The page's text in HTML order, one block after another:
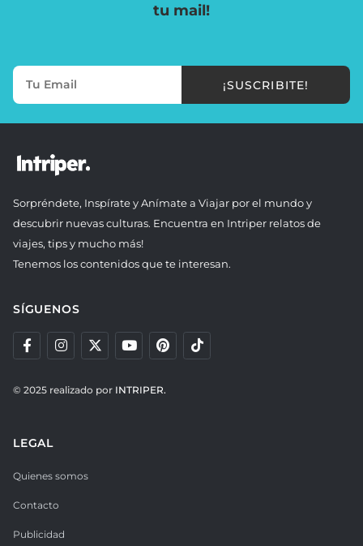
tu mail!
¡SUSCRIBITE!
Sorpréndete, Inspírate y Anímate a Viajar por el mundo y
descubrir nuevas culturas. Encuentra en Intriper relatos de
viajes, tips y mucho más!
Tenemos los contenidos que te interesan.
SÍGUENOS
© 2025 realizado por INTRIPER.
LEGAL
Quienes somos
Contacto
Publicidad